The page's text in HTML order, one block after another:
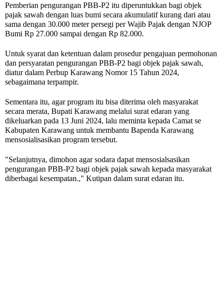
Pemberian pengurangan PBB-P2 itu diperuntukkan bagi objek
pajak sawah dengan luas bumi secara akumulatif kurang dari atau
sama dengan 30.000 meter persegi per Wajib Pajak dengan NJOP
Bumi Rp 27.000 sampai dengan Rp 82.000.
Untuk syarat dan ketentuan dalam prosedur pengajuan permohonan
dan persyaratan pengurangan PBB-P2 bagi objek pajak sawah,
diatur dalam Perbup Karawang Nomor 15 Tahun 2024,
sebagaimana terpampir.
Sementara itu, agar program itu bisa diterima oleh masyarakat
secara merata, Bupati Karawang melalui surat edaran yang
dikeluarkan pada 13 Juni 2024, lalu meminta kepada Camat se
Kabupaten Karawang untuk membantu Bapenda Karawang
mensosialisasikan program tersebut.
"Selanjutnya, dimohon agar sodara dapat mensosialsasikan
pengurangan PBB-P2 bagi objek pajak sawah kepada masyarakat
diberbagai kesempatan.," Kutipan dalam surat edaran itu.